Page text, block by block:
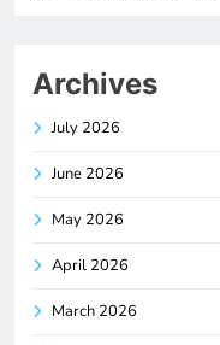
Archives
July 2026
June 2026
May 2026
April 2026
March 2026